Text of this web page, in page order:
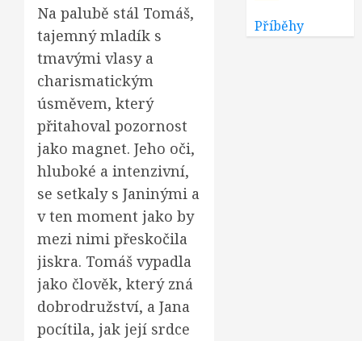
Na palubě stál Tomáš,
tajemný mladík s
tmavými vlasy a
charismatickým
úsměvem, který
přitahoval pozornost
jako magnet. Jeho oči,
hluboké a intenzivní,
se setkaly s Janinými a
v ten moment jako by
mezi nimi přeskočila
jiskra. Tomáš vypadla
jako člověk, který zná
dobrodružství, a Jana
pocítila, jak její srdce
Příběhy